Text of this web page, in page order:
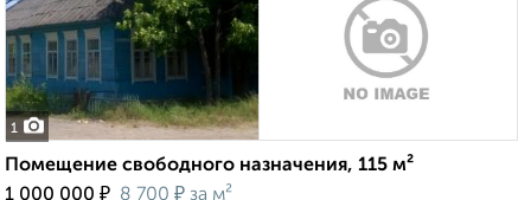
1
Помещение свободного назначения, 115 м²
1 000 000 ₽ 8 700 ₽ за м²